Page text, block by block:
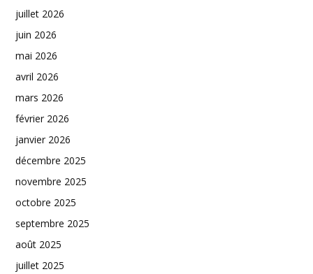
juillet 2026
juin 2026
mai 2026
avril 2026
mars 2026
février 2026
janvier 2026
décembre 2025
novembre 2025
octobre 2025
septembre 2025
août 2025
juillet 2025